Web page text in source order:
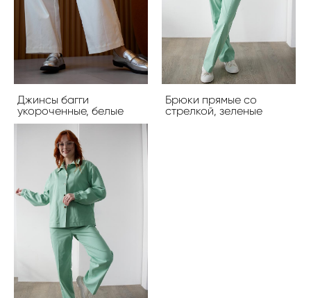
Джинсы багги
укороченные, белые
Брюки прямые со
стрелкой, зеленые